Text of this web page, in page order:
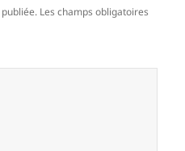
Les champs obligatoires